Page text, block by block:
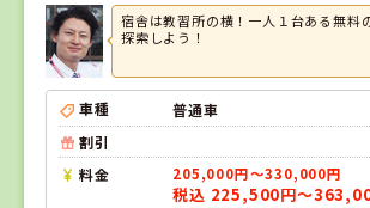
宿舎は教習所の横！一人１台ある無料
探索しよう！
車種
普通車
割引
料金
205,000円～330,000円
税込 225,500円～